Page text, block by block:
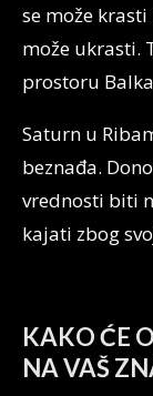
se može
može ukrasti.
prostoru
Saturn u
beznađa.
vrednosti biti
kajati zbog
KAKO ĆE
NA VAŠ